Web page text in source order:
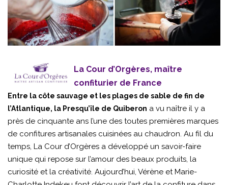
La Cour d’Orgères, maître
confiturier de France
Entre la côte sauvage et les plages de sable de fin de
l’Atlantique, la Presqu’île de Quiberon a vu naître il y a
près de cinquante ans l’une des toutes premières marques
de confitures artisanales cuisinées au chaudron. Au fil du
temps, La Cour d’Orgères a développé un savoir-faire
unique qui repose sur l’amour des beaux produits, la
curiosité et la créativité. Aujourd’hui, Vérène et Marie-